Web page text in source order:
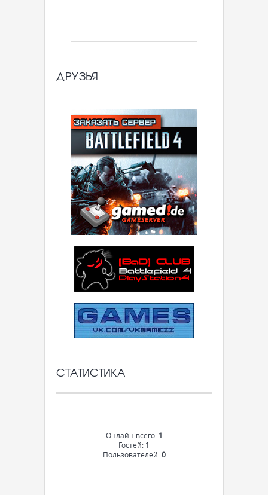
ДРУЗЬЯ
СТАТИСТИКА
Онлайн всего: 1
Гостей: 1
Пользователей:0